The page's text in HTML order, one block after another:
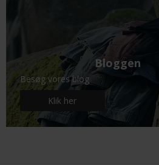
Bloggen
Besøg vores blog
Klik her